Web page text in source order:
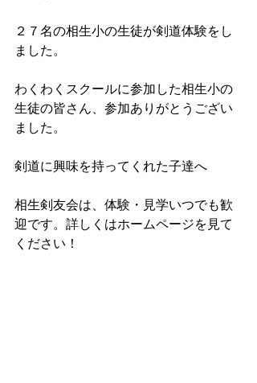
２７名の相生小の生徒が剣道体験をし
ました。
わくわくスクールに参加した相生小の
生徒の皆さん、参加ありがとうござい
ました。
剣道に興味を持ってくれた子達へ
相生剣友会は、体験・見学いつでも歓
迎です。詳しくはホームページを見て
ください！